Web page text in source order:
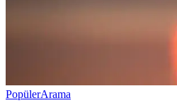
PopülerArama